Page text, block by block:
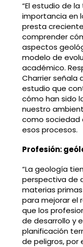
“El estudio de
importancia en
presta
comprender
aspectos
modelo de
académico.
Charrier señala
estudio que
cómo han sido
nuestro
como sociedad
esos procesos.
Profesión:
“La geología
perspectiva de
materias
para mejorar el
que los
de desarrollo y
planificación
de peligros, por